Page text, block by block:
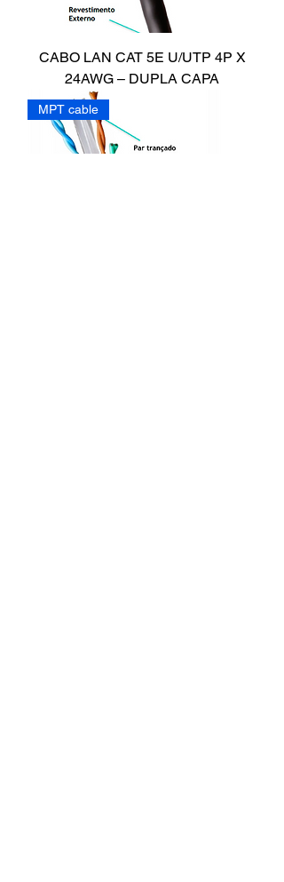
CABO LAN CAT 5E U/UTP 4P X
24AWG – DUPLA CAPA
MPT cable